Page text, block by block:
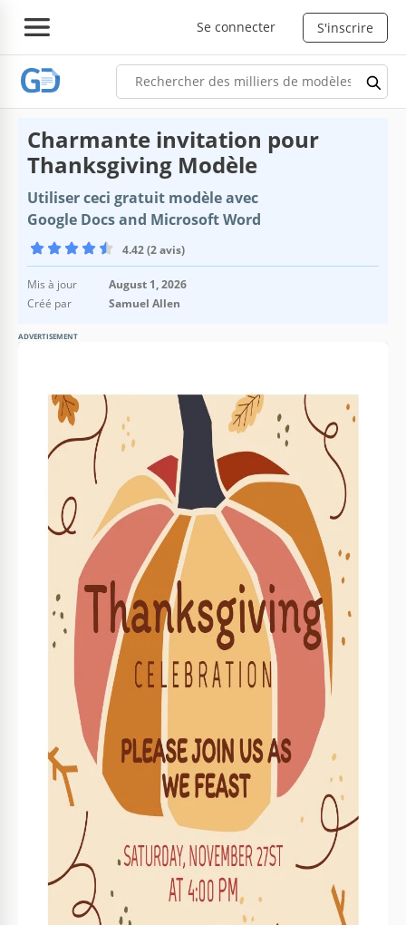
Se connecter S'inscrire
Charmante invitation pour
Thanksgiving Modèle
Utiliser ceci gratuit modèle avec
Google Docs and Microsoft Word
4.42 (2 avis)
Mis à jour
August 1, 2026
Créé par
Samuel Allen
ADVERTISEMENT